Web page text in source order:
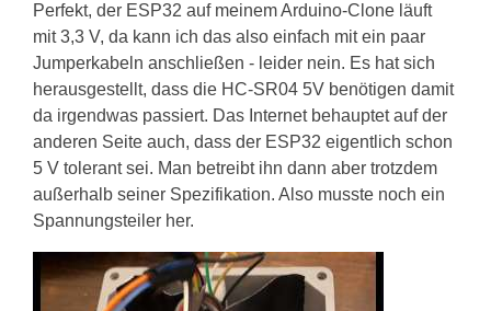
Perfekt, der ESP32 auf meinem Arduino-Clone läuft
mit 3,3 V, da kann ich das also einfach mit ein paar
Jumperkabeln anschließen - leider nein. Es hat sich
herausgestellt, dass die HC-SR04 5V benötigen damit
da irgendwas passiert. Das Internet behauptet auf der
anderen Seite auch, dass der ESP32 eigentlich schon
5 V tolerant sei. Man betreibt ihn dann aber trotzdem
außerhalb seiner Spezifikation. Also musste noch ein
Spannungsteiler her.